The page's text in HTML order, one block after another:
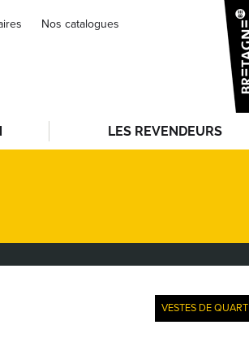
Nos catalogues
LES REVENDEURS
VESTES DE QUART